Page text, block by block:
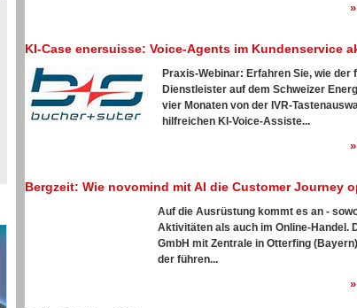
KI-Case enersuisse: Voice-Agents im Kundenservice
Praxis-Webinar: Erfahren Sie, wie der
Dienstleister auf dem Schweizer
vier Monaten von der IVR-
hilfreichen KI-Voice-Assiste...
Bergzeit: Wie novomind mit AI die Customer Journey
Auf die Ausrüstung kommt es an -
Aktivitäten als auch im Online-Handel.
GmbH mit Zentrale in Otterfing
der führen...